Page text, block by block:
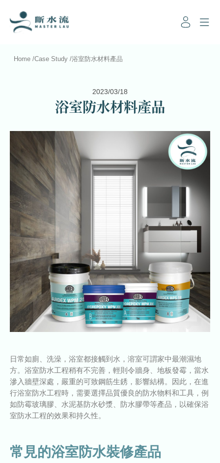
Home /Case Study /浴室防水材料產品
2023/03/18
浴室防水材料產品
日常如廁、洗澡，浴室都接觸到水，溶室可謂家中最潮濕地
方。浴室防水工程稍有不完善，輕則令牆身、地板發霉，當水
滲入牆壁深處，嚴重的可致鋼筋生銹，影響結構。因此，在進
行浴室防水工程時，需要選擇品質優良的防水物料和工具，例
如防霉玻璃膠、水泥基防水砂漿、防水膠帶等產品，以確保浴
室防水工程的效果和持久性。
常見的浴室防水裝修產品